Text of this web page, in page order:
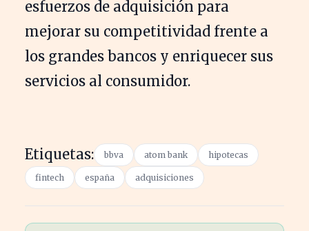
esfuerzos de adquisición para
mejorar su competitividad frente a
los grandes bancos y enriquecer sus
servicios al consumidor.
Etiquetas: bbva atom bank hipotecas
fintech españa adquisiciones